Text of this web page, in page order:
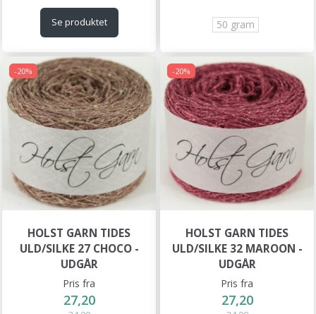
Se produktet 50 gram
-20%
HOLST GARN TIDES
ULD/SILKE 27 CHOCO -
UDGÅR
Pris fra
27,20
-20%
HOLST GARN TIDES
ULD/SILKE 32 MAROON -
UDGÅR
Pris fra
27,20